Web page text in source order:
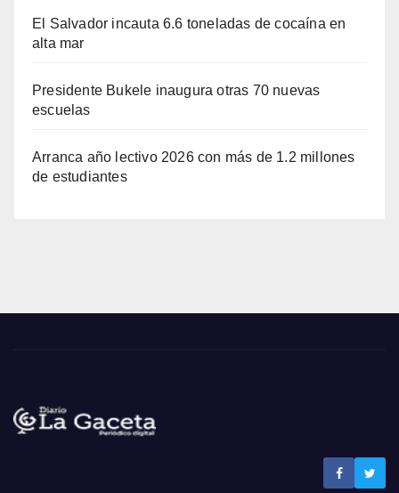
El Salvador incauta 6.6 toneladas de cocaína en
alta mar
Presidente Bukele inaugura otras 70 nuevas
escuelas
Arranca año lectivo 2026 con más de 1.2 millones
de estudiantes